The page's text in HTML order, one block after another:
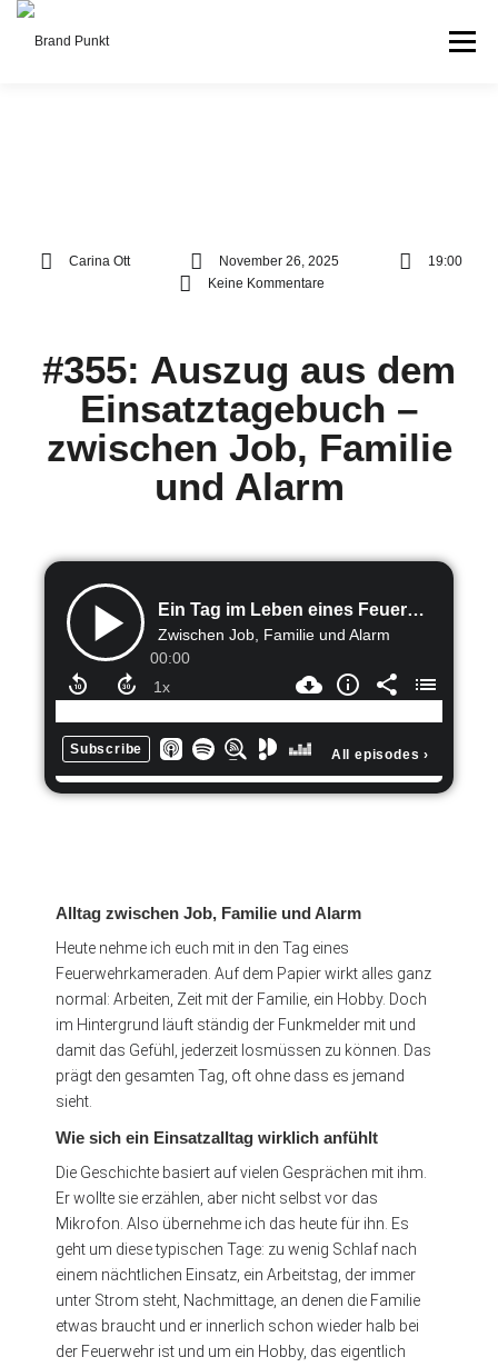
Menü
Carina Ott November 26, 2025
19:00
Keine Kommentare
#355: Auszug aus dem
Einsatztagebuch –
zwischen Job, Familie
und Alarm
Alltag zwischen Job, Familie und Alarm
Heute nehme ich euch mit in den Tag eines
Feuerwehrkameraden. Auf dem Papier wirkt alles ganz
normal: Arbeiten, Zeit mit der Familie, ein Hobby. Doch
im Hintergrund läuft ständig der Funkmelder mit und
damit das Gefühl, jederzeit losmüssen zu können. Das
prägt den gesamten Tag, oft ohne dass es jemand
sieht.
Wie sich ein Einsatzalltag wirklich anfühlt
Die Geschichte basiert auf vielen Gesprächen mit ihm.
Er wollte sie erzählen, aber nicht selbst vor das
Mikrofon. Also übernehme ich das heute für ihn. Es
geht um diese typischen Tage: zu wenig Schlaf nach
einem nächtlichen Einsatz, ein Arbeitstag, der immer
unter Strom steht, Nachmittage, an denen die Familie
etwas braucht und er innerlich schon wieder halb bei
der Feuerwehr ist und um ein Hobby, das eigentlich